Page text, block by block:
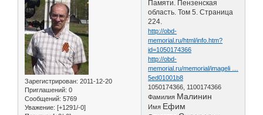
Зарегистрирован: 2011-12-20
Приглашений: 0
Сообщений: 5769
Уважение: [+1291/-0]
Памяти. Пензенская
область. Том 5. Страница
224.
http://obd-
memorial.ru/html/info.htm?
id=1050174366
http://obd-
memorial.ru/memorial/imageli …
5ed01001b8
1050174366, 1100174366
Фамилия Малинин
Имя Ефим